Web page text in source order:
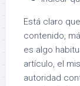
Está claro
contenido,
es algo
artículo, el
autoridad